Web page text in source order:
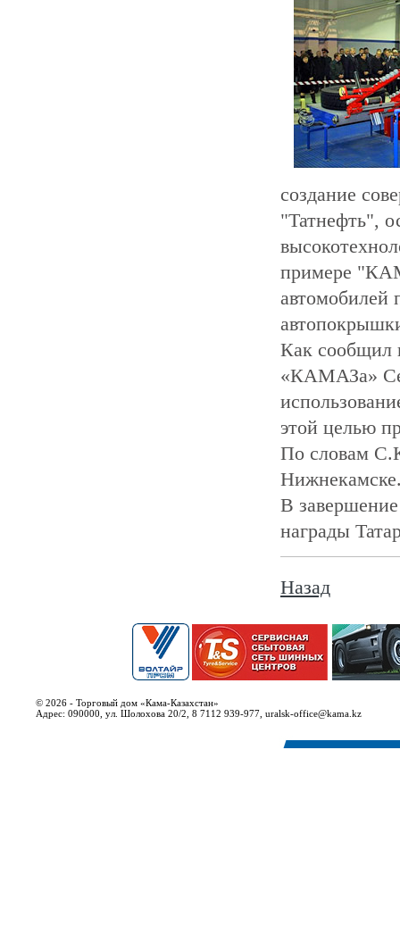
создание
"Татнефть",
примере
автомобилей
Как сообщил
«КАМАЗа»
этой целью
По словам
В
награды
Назад
© 2026 - Торговый дом «Кама-Казахстан»
Адрес: 090000, ул. Шолохова 20/2, 8 7112 939-977, uralsk-office@kama.kz